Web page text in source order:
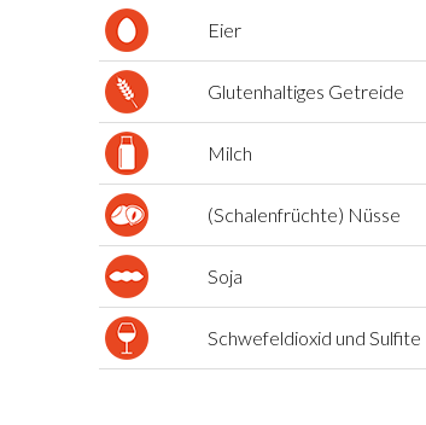
Eier
Glutenhaltiges Getreide
Milch
(Schalenfrüchte) Nüsse
Soja
Schwefeldioxid und Sulfite